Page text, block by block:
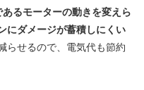
るモーターの動きを変えら
にダメージが蓄積しにくい
らせるので、電気代も節約